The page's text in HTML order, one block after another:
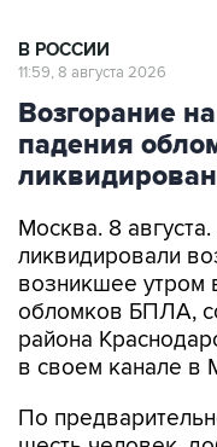
В РОССИИ
11:59, 8 августа 2026
Возгорание
падения
Москва. 8
ликвидировали
возникшее утром
обломков БПЛА,
района
в своем канале в
По